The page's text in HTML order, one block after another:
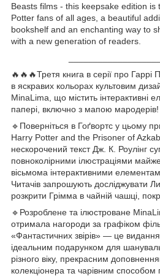
Beasts films - this keepsake edition
Potter fans of all ages, a beautiful
bookshelf and an enchanting way to
with a new generation of readers.
🔥🔥🔥Третя книга в серії про Гаррі
в яскравих кольорах культовим
MinaLima, що містить інтерактивні
папері, включно з мапою мародерів!
🔹Поверніться в Гоґвортс у цьому
Harry Potter and the Prisoner of
нескорочений текст Дж. К. Роулінг
повноколірними ілюстраціями майже
вісьмома інтерактивними
Читачів запрошують досліджувати
розкрити Грімма в чайній чашці,
🔹Розроблене та ілюстроване
отримала нагороди за графіком
«Фантастичних звірів» — це
ідеальним подарунком для
різного віку, прекрасним
колекціонера та чарівним способом